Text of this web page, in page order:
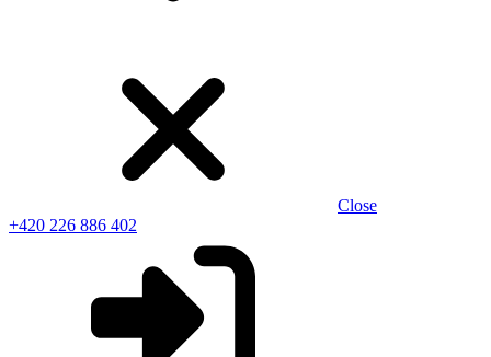
Close
+420 226 886 402